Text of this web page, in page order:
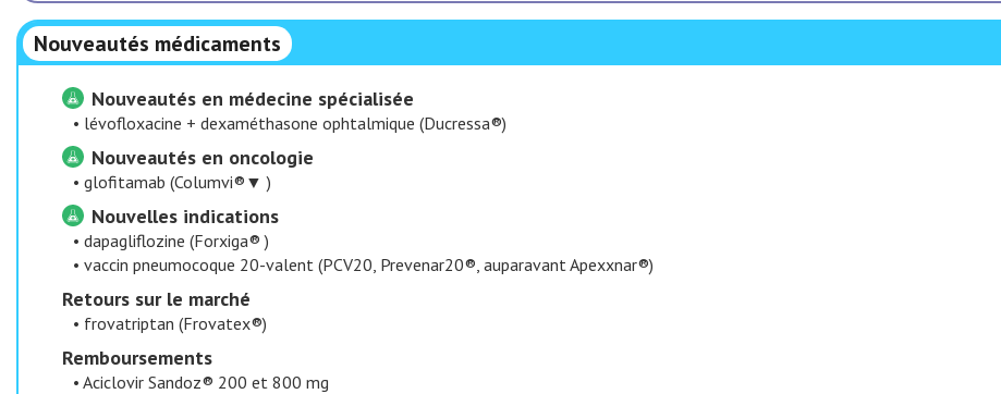
Nouveautés médicaments
Nouveautés en médecine spécialisée
• lévofloxacine + dexaméthasone ophtalmique (Ducressa®)
Nouveautés en oncologie
• glofitamab (Columvi®▼ )
Nouvelles indications
• dapagliflozine (Forxiga® )
• vaccin pneumocoque 20-valent (PCV20, Prevenar20®, auparavant Apexxnar®)
​Retours sur le marché
• frovatriptan (Frovatex®)
​Remboursements
• Aciclovir Sandoz® 200 et 800 mg